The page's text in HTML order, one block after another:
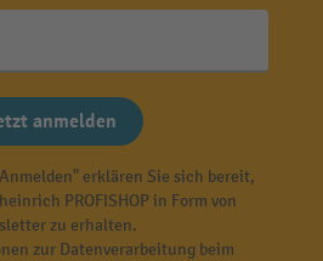
anmelden
erklären Sie sich bereit,
PROFISHOP in Form von
zu erhalten.
zur Datenverarbeitung beim